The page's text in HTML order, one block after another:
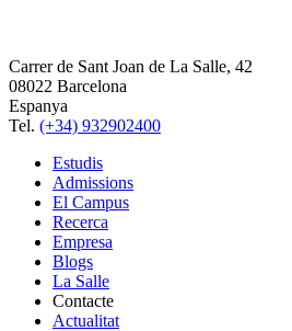
Carrer de Sant Joan de La Salle, 42
08022 Barcelona
Espanya
Tel. (+34) 932902400
Estudis
Admissions
El Campus
Recerca
Empresa
Blogs
La Salle
Contacte
Actualitat